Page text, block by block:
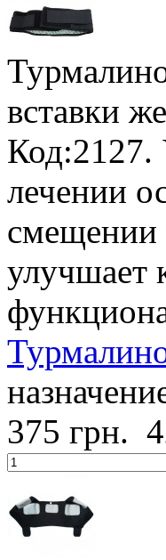
вставки
Код:2127.
лечении
смещении
улучшает
375 грн.